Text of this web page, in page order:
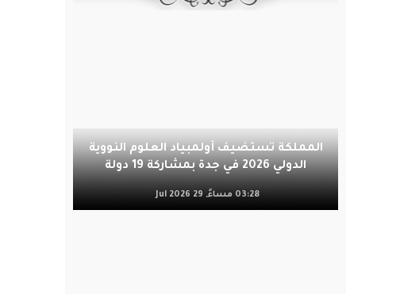
المملكة تستضيف أولمبياد العلوم النووية
الدولي 2026 في جدة بمشاركة 19 دولة
03:28 مساءً, 29 Jul 2026